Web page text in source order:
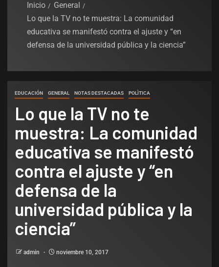
Inicio
General
Lo que la TV no te muestra: La comunidad
educativa se manifestó contra el ajuste y “en
defensa de la universidad pública y la ciencia”
EDUCACIÓN GENERAL NOTAS DESTACADAS POLÌTICA
Lo que la TV no te
muestra: La comunidad
educativa se manifestó
contra el ajuste y “en
defensa de la
universidad pública y la
ciencia”
admin noviembre 10, 2017